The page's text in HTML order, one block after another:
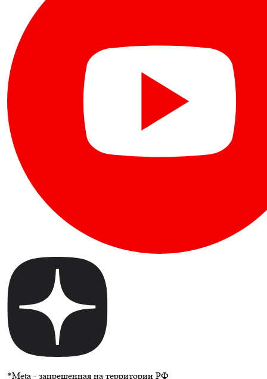
*Meta - запрещенная на территории РФ